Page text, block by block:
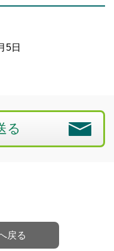
5日
る
戻る